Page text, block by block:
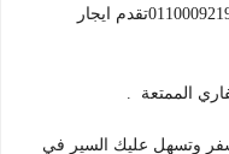
تورست لتاجير السيارات والليموزين – 01100092199تقدم ايجار
الممتعة .
وتسهل عليك السير في